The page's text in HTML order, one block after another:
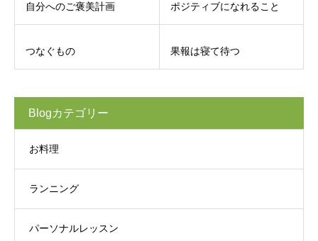
自分へのご褒美計画 ポジティブになれること
つなぐもの 果報は寝て待つ
Blogカテゴリー
お料理
ランニング
パーソナルレッスン